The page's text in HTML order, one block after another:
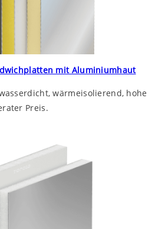
mit Aluminiumhaut
wärmeisolierend, hohe
Preis.